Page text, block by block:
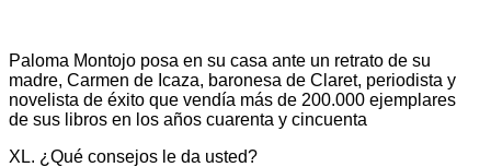
Paloma Montojo posa en su casa ante un retrato de su
madre, Carmen de Icaza, baronesa de Claret, periodista y
novelista de éxito que vendía más de 200.000 ejemplares
de sus libros en los años cuarenta y cincuenta
XL. ¿Qué consejos le da usted?